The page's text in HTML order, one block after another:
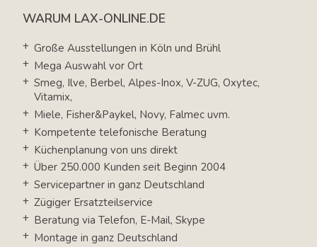
WARUM LAX-ONLINE.DE
Große Ausstellungen in Köln und Brühl
Mega Auswahl vor Ort
Smeg, Ilve, Berbel, Alpes-Inox, V-ZUG, Oxytec,
Vitamix,
Miele, Fisher&Paykel, Novy, Falmec uvm.
Kompetente telefonische Beratung
Küchenplanung von uns direkt
Über 250.000 Kunden seit Beginn 2004
Servicepartner in ganz Deutschland
Zügiger Ersatzteilservice
Beratung via Telefon, E-Mail, Skype
Montage in ganz Deutschland